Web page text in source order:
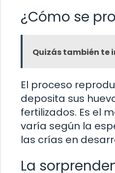
¿Cómo se
Quizás también te
El proceso
deposita sus
fertilizados. Es el
varía según la
las crías en
La